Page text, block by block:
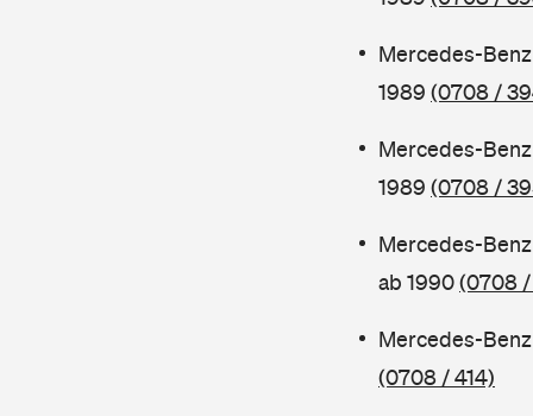
Mercedes-Benz
1989 (0708 /
Mercedes-Benz
1989 (0708 /
Mercedes-Benz
ab 1990(0708
Mercedes-Benz
(0708 / 414)